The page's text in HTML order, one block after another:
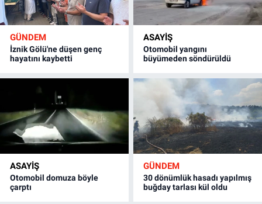
GÜNDEM
İznik Gölü'ne düşen genç
hayatını kaybetti
ASAYİŞ
Otomobil yangını
büyümeden söndürüldü
ASAYİŞ
Otomobil domuza böyle
çarptı
GÜNDEM
30 dönümlük hasadı yapılmış
buğday tarlası kül oldu